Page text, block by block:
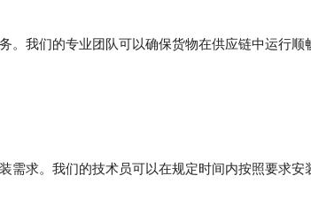
我们的专业团队可以确保货物在供应链中运行顺
需求。我们的技术员可以在规定时间内按照要求